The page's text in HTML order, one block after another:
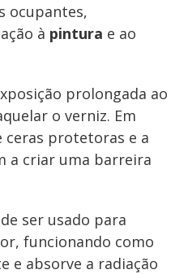
ocupantes,
à pintura e ao
prolongada ao
o verniz. Em
protetoras e a
a criar uma barreira
ser usado para
funcionando como
e absorve a radiação